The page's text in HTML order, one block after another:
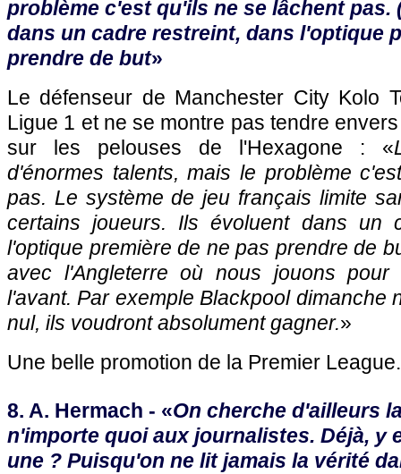
problème c'est qu'ils ne se lâchent pas.
dans un cadre restreint, dans l'optique
prendre de but»
Le défenseur de Manchester City Kolo
Ligue 1 et ne se montre pas tendre
sur les pelouses de l'Hexagone : «
d'énormes talents, mais le problème
pas. Le système de jeu français limite
certains joueurs. Ils évoluent dans un
l'optique première de ne pas prendre de
avec l'Angleterre où nous jouons
l'avant. Par exemple Blackpool dimanche
nul, ils voudront absolument gagner.»
Une belle promotion de la Premier League.
8. A. Hermach - «On cherche d'ailleurs
n'importe quoi aux journalistes. Déjà, y
une ? Puisqu'on ne lit jamais la vérité